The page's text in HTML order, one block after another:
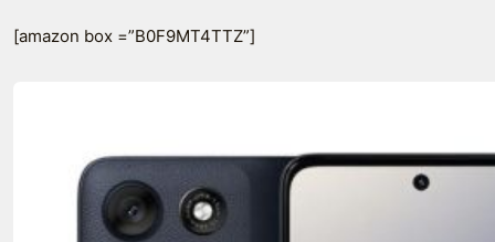
[amazon box =”B0F9MT4TTZ”]